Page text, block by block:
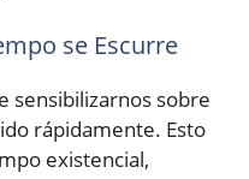
se Escurre
sensibilizarnos sobre
rápidamente. Esto
existencial,